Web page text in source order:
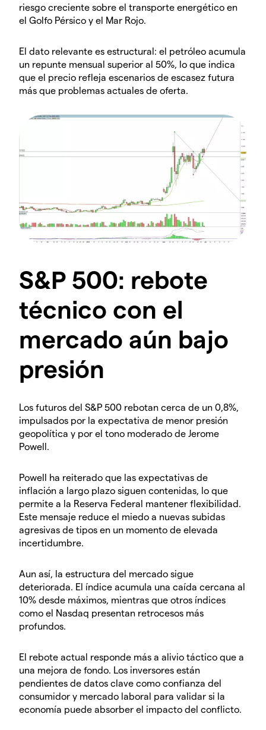
riesgo creciente sobre el transporte energético en
el Golfo Pérsico y el Mar Rojo.
El dato relevante es estructural: el petróleo acumula
un repunte mensual superior al 50%, lo que indica
que el precio refleja escenarios de escasez futura
más que problemas actuales de oferta.
S&P 500: rebote
técnico con el
mercado aún bajo
presión
Los futuros del S&P 500 rebotan cerca de un 0,8%,
impulsados por la expectativa de menor presión
geopolítica y por el tono moderado de Jerome
Powell.
Powell ha reiterado que las expectativas de
inflación a largo plazo siguen contenidas, lo que
permite a la Reserva Federal mantener flexibilidad.
Este mensaje reduce el miedo a nuevas subidas
agresivas de tipos en un momento de elevada
incertidumbre.
Aun así, la estructura del mercado sigue
deteriorada. El índice acumula una caída cercana al
10% desde máximos, mientras que otros índices
como el Nasdaq presentan retrocesos más
profundos.
El rebote actual responde más a alivio táctico que a
una mejora de fondo. Los inversores están
pendientes de datos clave como confianza del
consumidor y mercado laboral para validar si la
economía puede absorber el impacto del conflicto.